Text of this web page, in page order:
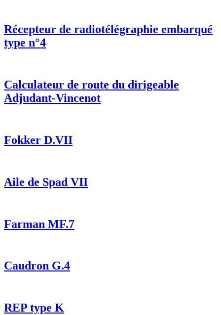
Récepteur de radiotélégraphie embarqué
type n°4
Calculateur de route du dirigeable
Adjudant-Vincenot
Fokker D.VII
Aile de Spad VII
Farman MF.7
Caudron G.4
REP type K